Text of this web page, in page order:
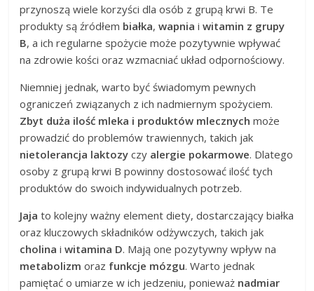
przynoszą wiele korzyści dla osób z grupą krwi B. Te
produkty są źródłem białka,wapnia iwitamin z grupy
B, a ich regularne spożycie może pozytywnie wpływać
na zdrowie kości oraz wzmacniać układ odpornościowy.
Niemniej jednak, warto być świadomym pewnych
ograniczeń związanych z ich nadmiernym spożyciem.
Zbyt duża ilość mleka i produktów mlecznych może
prowadzić do problemów trawiennych, takich jak
nietolerancja laktozy czy alergie pokarmowe. Dlatego
osoby z grupą krwi B powinny dostosować ilość tych
produktów do swoich indywidualnych potrzeb.
Jaja to kolejny ważny element diety, dostarczający białka
oraz kluczowych składników odżywczych, takich jak
cholina iwitamina D. Mają one pozytywny wpływ na
metabolizm oraz funkcje mózgu. Warto jednak
pamiętać o umiarze w ich jedzeniu, ponieważ nadmiar